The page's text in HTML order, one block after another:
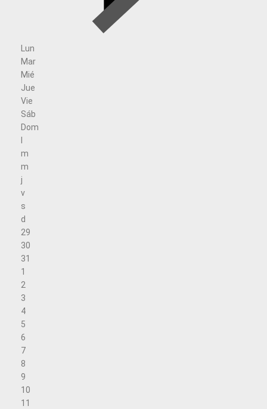
Lun
Mar
Mié
Jue
Vie
Sáb
Dom
m
m
j
v
s
d
29
30
31
1
2
3
4
5
6
7
8
9
10
11